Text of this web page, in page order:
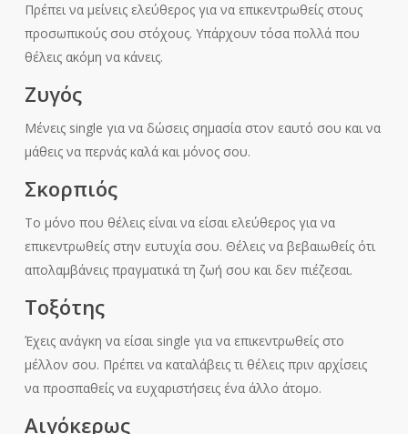
Πρέπει να μείνεις ελεύθερος για να επικεντρωθείς στους
προσωπικούς σου στόχους. Υπάρχουν τόσα πολλά που
θέλεις ακόμη να κάνεις.
Ζυγός
Μένεις single για να δώσεις σημασία στον εαυτό σου και να
μάθεις να περνάς καλά και μόνος σου.
Σκορπιός
Το μόνο που θέλεις είναι να είσαι ελεύθερος για να
επικεντρωθείς στην ευτυχία σου. Θέλεις να βεβαιωθείς ότι
απολαμβάνεις πραγματικά τη ζωή σου και δεν πιέζεσαι.
Τοξότης
Έχεις ανάγκη να είσαι single για να επικεντρωθείς στο
μέλλον σου. Πρέπει να καταλάβεις τι θέλεις πριν αρχίσεις
να προσπαθείς να ευχαριστήσεις ένα άλλο άτομο.
Αιγόκερως